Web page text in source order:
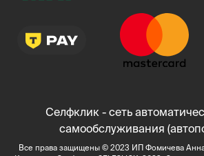
Селфклик - сеть
самообслуживания
Все права защищены © 2023 ИП Фомичева